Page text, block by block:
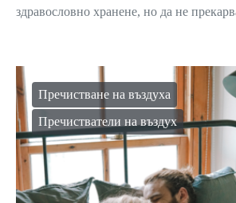
здравословно хранене, но да не
Пречистване на въздуха
Пречистватели на въздух